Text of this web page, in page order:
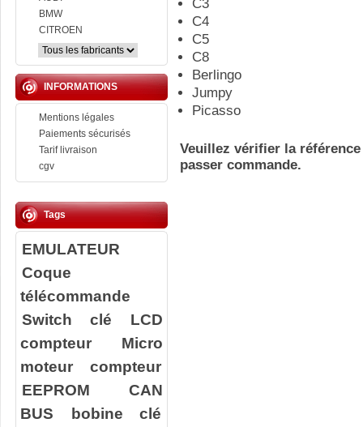
BMW
CITROEN
INFORMATIONS
Mentions légales
Paiements sécurisés
Tarif livraison
cgv
Tags
EMULATEUR
Coque
télécommande
Switch clé
LCD
compteur
Micro
moteur compteur
EEPROM
CAN
BUS
bobine clé
C3
C4
C5
C8
Berlingo
Jumpy
Picasso
Veuillez vérifier la
passer commande.